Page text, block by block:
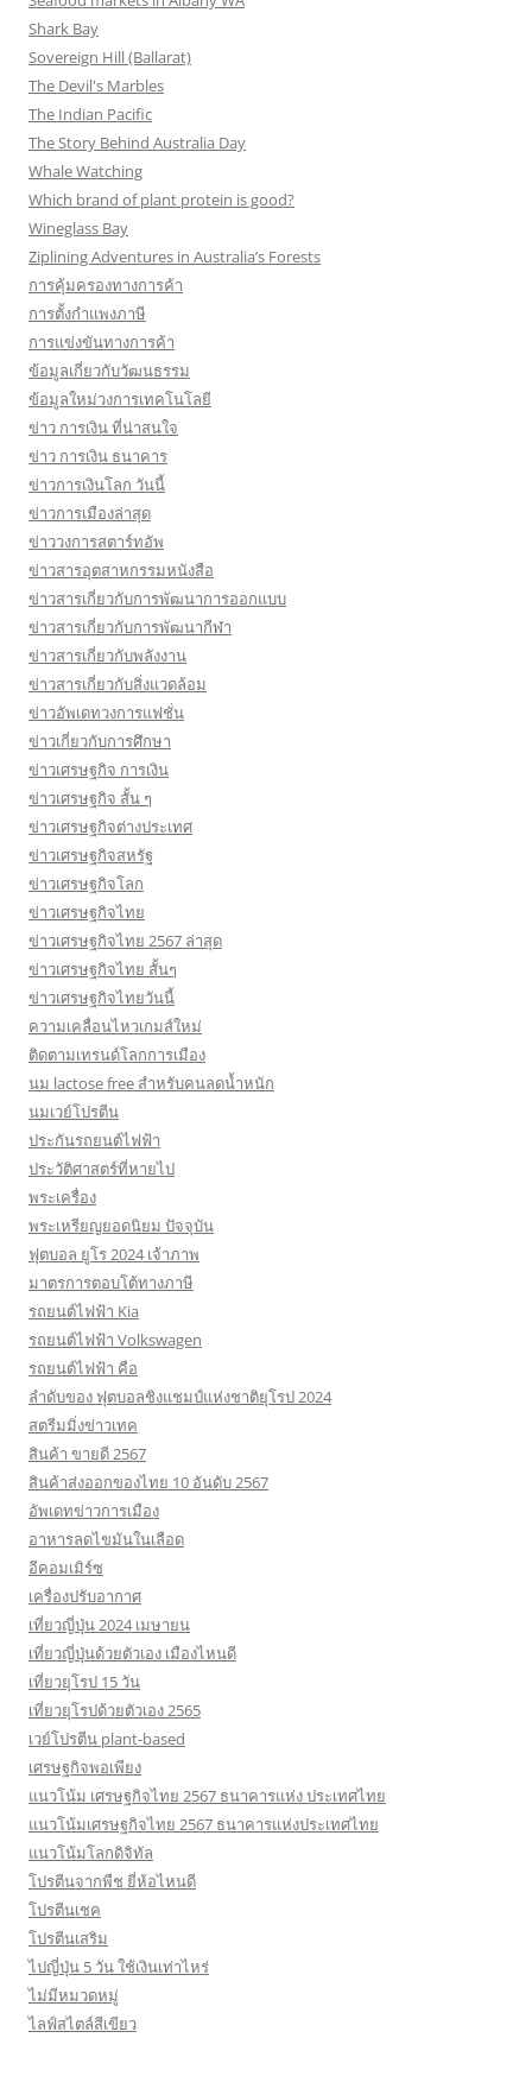
Shark Bay
Sovereign Hill (Ballarat)
The Devil's Marbles
The Indian Pacific
The Story Behind Australia Day
Whale Watching
Which brand of plant protein is good?
Wineglass Bay
Ziplining Adventures in Australia’s Forests
การคุ้มครองทางการค้า
การตั้งกำแพงภาษี
การแข่งขันทางการค้า
ข้อมูลเกี่ยวกับวัฒนธรรม
ข้อมูลใหม่วงการเทคโนโลยี
ข่าว การเงิน ที่น่าสนใจ
ข่าว การเงิน ธนาคาร
ข่าวการเงินโลก วันนี้
ข่าวการเมืองล่าสุด
ข่าววงการสตาร์ทอัพ
ข่าวสารอุตสาหกรรมหนังสือ
ข่าวสารเกี่ยวกับการพัฒนาการออกแบบ
ข่าวสารเกี่ยวกับการพัฒนากีฬา
ข่าวสารเกี่ยวกับพลังงาน
ข่าวสารเกี่ยวกับสิ่งแวดล้อม
ข่าวอัพเดทวงการแฟชั่น
ข่าวเกี่ยวกับการศึกษา
ข่าวเศรษฐกิจ การเงิน
ข่าวเศรษฐกิจ สั้น ๆ
ข่าวเศรษฐกิจต่างประเทศ
ข่าวเศรษฐกิจสหรัฐ
ข่าวเศรษฐกิจโลก
ข่าวเศรษฐกิจไทย
ข่าวเศรษฐกิจไทย 2567 ล่าสุด
ข่าวเศรษฐกิจไทย สั้นๆ
ข่าวเศรษฐกิจไทยวันนี้
ความเคลื่อนไหวเกมส์ใหม่
ติดตามเทรนด์โลกการเมือง
นม lactose free สำหรับคนลดน้ำหนัก
นมเวย์โปรตีน
ประกันรถยนต์ไฟฟ้า
ประวัติศาสตร์ที่หายไป
พระเครื่อง
พระเหรียญยอดนิยม ปัจจุบัน
ฟุตบอล ยูโร 2024 เจ้าภาพ
มาตรการตอบโต้ทางภาษี
รถยนต์ไฟฟ้า Kia
รถยนต์ไฟฟ้า Volkswagen
รถยนต์ไฟฟ้า คือ
ลำดับของ ฟุตบอลชิงแชมป์แห่งชาติยุโรป 2024
สตรีมมิ่งข่าวเทค
สินค้า ขายดี 2567
สินค้าส่งออกของไทย 10 อันดับ 2567
อัพเดทข่าวการเมือง
อาหารลดไขมันในเลือด
อีคอมเมิร์ซ
เครื่องปรับอากาศ
เที่ยวญี่ปุ่น 2024 เมษายน
เที่ยวญี่ปุ่นด้วยตัวเอง เมืองไหนดี
เที่ยวยุโรป 15 วัน
เที่ยวยุโรปด้วยตัวเอง 2565
เวย์โปรตีน plant-based
เศรษฐกิจพอเพียง
แนวโน้ม เศรษฐกิจไทย 2567 ธนาคารแห่ง ประเทศไทย
แนวโน้มเศรษฐกิจไทย 2567 ธนาคารแห่งประเทศไทย
แนวโน้มโลกดิจิทัล
โปรตีนจากพืช ยี่ห้อไหนดี
โปรตีนเชค
โปรตีนเสริม
ไปญี่ปุ่น 5 วัน ใช้เงินเท่าไหร่
ไม่มีหมวดหมู่
ไลฟ์สไตล์สีเขียว